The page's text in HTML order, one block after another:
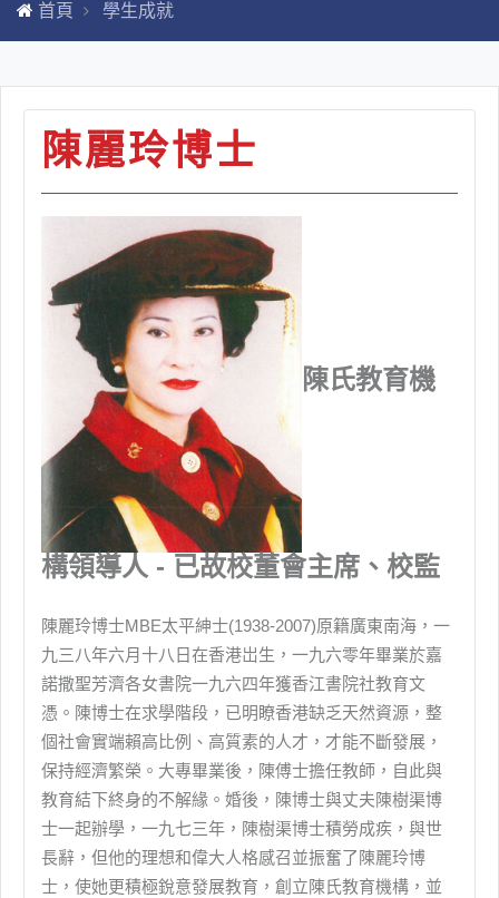
首頁 學生成就
陳麗玲博士
陳氏教育機
構領導人 - 已故校董會主席、校監
陳麗玲博士MBE太平紳士(1938-2007)原籍廣東南海，一
九三八年六月十八日在香港岀生，一九六零年畢業於嘉
諾撒聖芳濟各女書院一九六四年獲香江書院社教育文
憑。陳博士在求學階段，已明瞭香港缺乏天然資源，整
個社會實端賴高比例、高質素的人才，才能不斷發展，
保持經濟繁榮。大專畢業後，陳傅士擔任教師，自此與
教育結下終身的不解緣。婚後，陳博士與丈夫陳樹渠博
士一起辦學，一九七三年，陳樹渠博士積勞成疾，與世
長辭，但他的理想和偉大人格感召並振奮了陳麗玲博
士，使她更積極銳意發展教育，創立陳氏教育機構，並